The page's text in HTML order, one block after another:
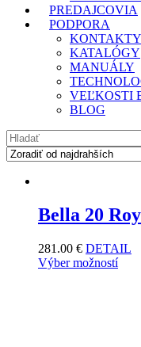
PREDAJCOVIA
PODPORA
KONTAKTY
KATALÓGY
MANUÁLY
VEĽKOSTI
BLOG
Bella 20
281.00 € DETAIL
Výber možností